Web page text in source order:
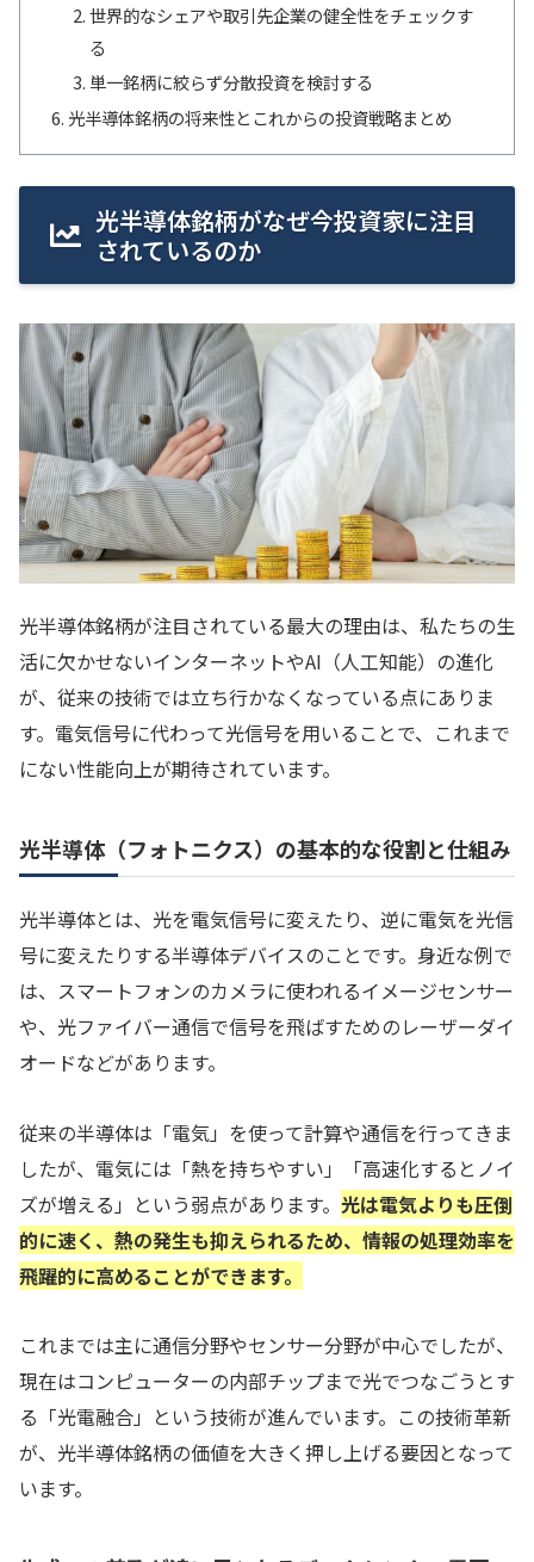
世界的なシェアや取引先企業の健全性をチェックす
る
単一銘柄に絞らず分散投資を検討する
光半導体銘柄の将来性とこれからの投資戦略まとめ
光半導体銘柄がなぜ今投資家に注目
されているのか
光半導体銘柄が注目されている最大の理由は、私たちの生
活に欠かせないインターネットやAI（人工知能）の進化
が、従来の技術では立ち行かなくなっている点にありま
す。電気信号に代わって光信号を用いることで、これまで
にない性能向上が期待されています。
光半導体（フォトニクス）の基本的な役割と仕組み
光半導体とは、光を電気信号に変えたり、逆に電気を光信
号に変えたりする半導体デバイスのことです。身近な例で
は、スマートフォンのカメラに使われるイメージセンサー
や、光ファイバー通信で信号を飛ばすためのレーザーダイ
オードなどがあります。
従来の半導体は「電気」を使って計算や通信を行ってきま
したが、電気には「熱を持ちやすい」「高速化するとノイ
ズが増える」という弱点があります。 光は電気よりも圧倒
的に速く、熱の発生も抑えられるため、情報の処理効率を
飛躍的に高めることができます。
これまでは主に通信分野やセンサー分野が中心でしたが、
現在はコンピューターの内部チップまで光でつなごうとす
る「光電融合」という技術が進んでいます。この技術革新
が、光半導体銘柄の価値を大きく押し上げる要因となって
います。